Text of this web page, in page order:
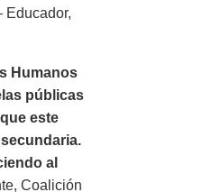
Humanos
públicas
este
al
Coalición